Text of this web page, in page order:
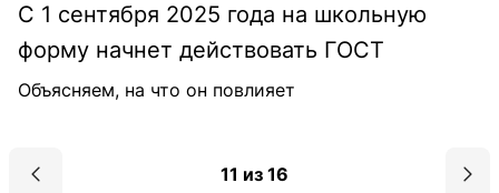
С 1 сентября 2025 года на школьную
форму начнет действовать ГОСТ
Объясняем, на что он повлияет
11 из 16